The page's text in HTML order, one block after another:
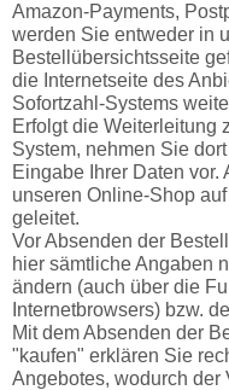
Amazon-Payments,
werden Sie entweder in
Bestellübersichtsseite
die Internetseite des
Sofortzahl-Systems
Erfolgt die Weiterleitung
System, nehmen Sie
Eingabe Ihrer Daten
unseren Online-Shop
geleitet.
Vor Absenden der
hier sämtliche Angaben
ändern (auch über die
Internetbrowsers) bzw.
Mit dem Absenden der
"kaufen" erklären Sie
Angebotes, wodurch der